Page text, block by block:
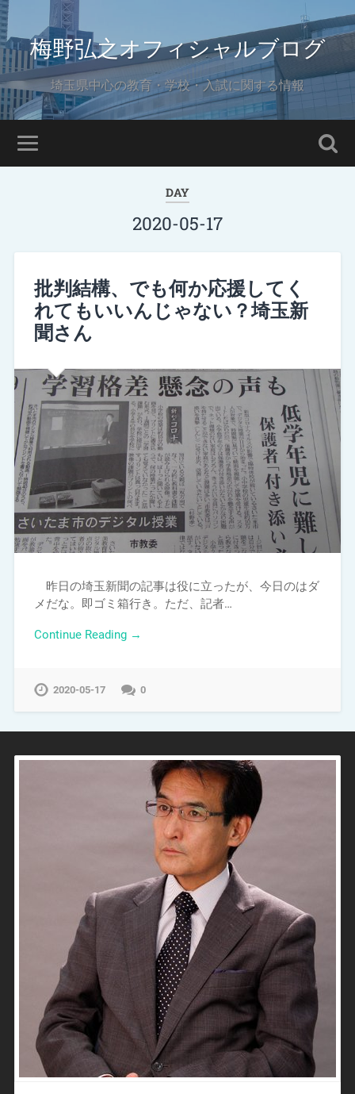
梅野弘之オフィシャルブログ
埼玉県中心の教育・学校・入試に関する情報
DAY
2020-05-17
批判結構、でも何か応援してく
れてもいいんじゃない？埼玉新
聞さん
昨日の埼玉新聞の記事は役に立ったが、今日のはダ
メだな。即ゴミ箱行き。ただ、記者…
Continue Reading →
2020-05-17 0